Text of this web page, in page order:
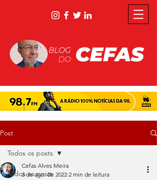
Post
Todos os posts
Todos os posts
Cefas Alves Meira
3 de ago. de 2022 2 min de leitura